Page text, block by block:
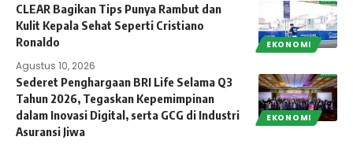
EKONOMI
CLEAR Bagikan Tips Punya Rambut dan
Kulit Kepala Sehat Seperti Cristiano
Ronaldo
Agustus 10, 2026
EKONOMI
Sederet Penghargaan BRI Life Selama Q3
Tahun 2026, Tegaskan Kepemimpinan
dalam Inovasi Digital, serta GCG di Industri
Asuransi Jiwa